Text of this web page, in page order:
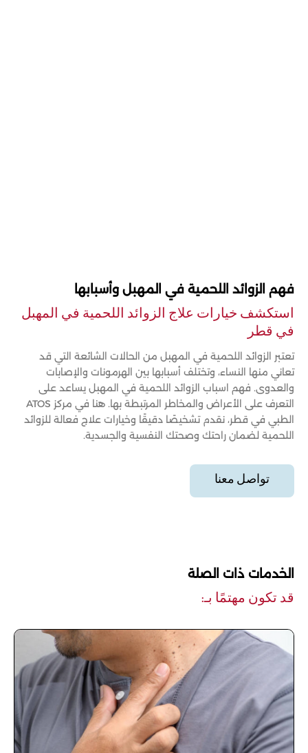
فهم الزوائد اللحمية في المهبل وأسبابها
استكشف خيارات علاج الزوائد اللحمية في المهبل
في قطر
تعتبر الزوائد اللحمية في المهبل من الحالات الشائعة التي قد
تعاني منها النساء، وتختلف أسبابها بين الهرمونات والإصابات
والعدوى. فهم اسباب الزوائد اللحمية في المهبل يساعد على
التعرف على الأعراض والمخاطر المرتبطة بها. هنا في مركز ATOS
الطبي في قطر، نقدم تشخيصًا دقيقًا وخيارات علاج فعالة للزوائد
اللحمية لضمان راحتك وصحتك النفسية والجسدية.
تواصل معنا
الخدمات ذات الصلة
قد تكون مهتمًا بـ: